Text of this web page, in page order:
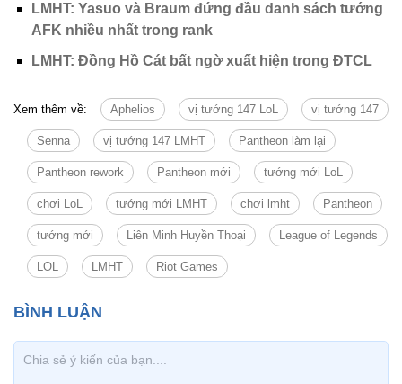
LMHT: Yasuo và Braum đứng đầu danh sách tướng
AFK nhiều nhất trong rank
LMHT: Đồng Hồ Cát bất ngờ xuất hiện trong ĐTCL
Xem thêm về: Aphelios vị tướng 147 LoL vị tướng 147
Senna vị tướng 147 LMHT Pantheon làm lại
Pantheon rework Pantheon mới tướng mới LoL
chơi LoL tướng mới LMHT chơi lmht Pantheon
tướng mới Liên Minh Huyền Thoại League of Legends
LOL LMHT Riot Games